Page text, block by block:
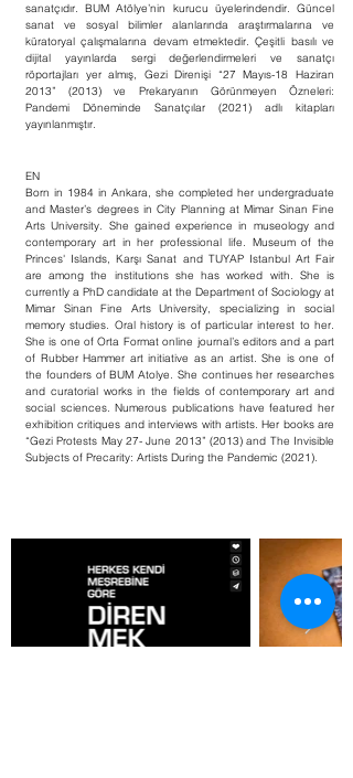
sanatçıdır. BUM Atölye’nin kurucu üyelerindendir. Güncel
sanat ve sosyal bilimler alanlarında araştırmalarına ve
küratoryal çalışmalarına devam etmektedir. Çeşitli basılı ve
dijital yayınlarda sergi değerlendirmeleri ve sanatçı
röportajları yer almış, Gezi Direnişi “27 Mayıs-18 Haziran
2013” (2013) ve Prekaryanın Görünmeyen Özneleri:
Pandemi Döneminde Sanatçılar (2021) adlı kitapları
yayınlanmıştır.
EN
Born in 1984 in Ankara, she completed her undergraduate
and Master’s degrees in City Planning at Mimar Sinan Fine
Arts University. She gained experience in museology and
contemporary art in her professional life. Museum of the
Princes' Islands, Karşı Sanat and TUYAP Istanbul Art Fair
are among the institutions she has worked with. She is
currently a PhD candidate at the Department of Sociology at
Mimar Sinan Fine Arts University, specializing in social
memory studies. Oral history is of particular interest to her.
She is one of Orta Format online journal’s editors and a part
of Rubber Hammer art initiative as an artist. She is one of
the founders of BUM Atolye. She continues her researches
and curatorial works in the fields of contemporary art and
social sciences. Numerous publications have featured her
exhibition critiques and interviews with artists. Her books are
“Gezi Protests May 27- June 2013” (2013) and The Invisible
Subjects of Precarity: Artists During the Pandemic (2021).